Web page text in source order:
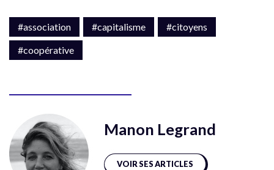
#association #capitalisme
#citoyens
#coopérative
Manon Legrand
VOIR SES ARTICLES